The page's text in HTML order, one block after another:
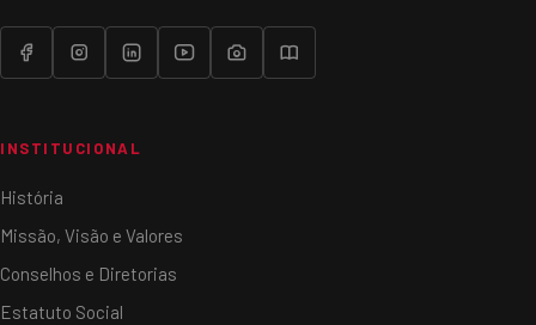
INSTITUCIONAL
História
Missão, Visão e Valores
Conselhos e Diretorias
Estatuto Social